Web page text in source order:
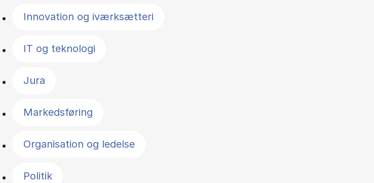
Innovation og iværksætteri
IT og teknologi
Jura
Markedsføring
Organisation og ledelse
Politik